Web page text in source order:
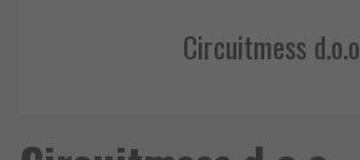
Circuitmess d.o.o